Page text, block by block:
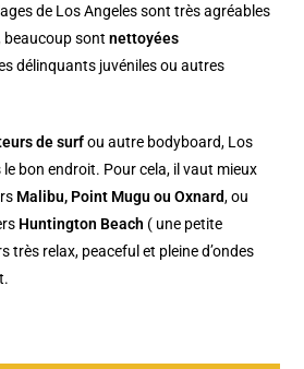
de Los Angeles sont très agréables
beaucoup sontnettoyées
délinquants juvéniles ou autres
de surfou autre bodyboard, Los
le bon endroit. Pour cela, il vaut mieux
Malibu, Point Mugu ou Oxnard, ou
Huntington Beach ( une petite
très relax, peaceful et pleine d’ondes